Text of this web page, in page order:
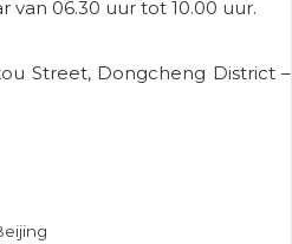
06.30 uur tot 10.00 uur.
Street, Dongcheng District –